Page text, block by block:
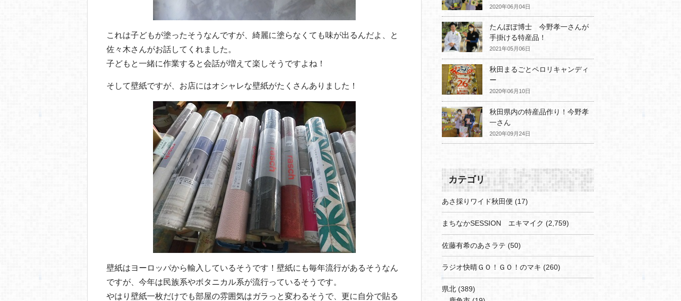
これは子どもが塗ったそうなんですが、綺麗に塗らなくても味が出るんだよ、と
佐々木さんがお話してくれました。
子どもと一緒に作業すると会話が増えて楽しそうですよね！
そして壁紙ですが、お店にはオシャレな壁紙がたくさんありました！
壁紙はヨーロッパから輸入しているそうです！壁紙にも毎年流行があるそうなん
ですが、今年は民族系やボタニカル系が流行っているそうです。
やはり壁紙一枚だけでも部屋の雰囲気はガラっと変わるそうで、更に自分で貼る
2020年06月04日
たんぽぽ博士 今野孝一さんが
手掛ける特産品！
2021年05月06日
秋田まるごとペロリキャンディ
ー
2020年06月10日
秋田県内の特産品作り！今野孝
一さん
2020年09月24日
カテゴリ
あさ採りワイド秋田便 (17)
まちなかSESSION エキマイク (2,759)
佐藤有希のあさラテ (50)
ラジオ快晴ＧＯ！ＧＯ！のマキ (260)
県北 (389)